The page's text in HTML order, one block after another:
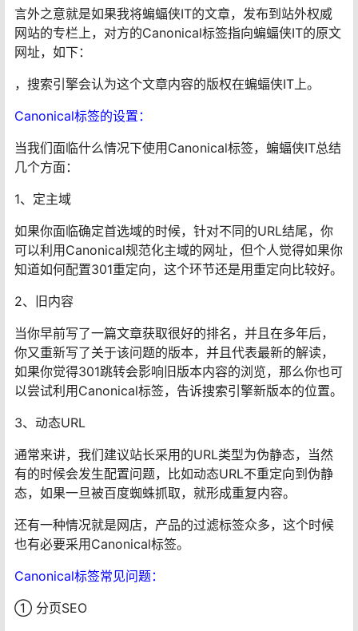
言外之意就是如果我将蝙蝠侠IT的文章，发布到站外权威
网站的专栏上，对方的Canonical标签指向蝙蝠侠IT的原文
网址，如下：
，搜索引擎会认为这个文章内容的版权在蝙蝠侠IT上。
Canonical标签的设置：
当我们面临什么情况下使用Canonical标签，蝙蝠侠IT总结
几个方面：
1、定主域
如果你面临确定首选域的时候，针对不同的URL结尾，你
可以利用Canonical规范化主域的网址，但个人觉得如果你
知道如何配置301重定向，这个环节还是用重定向比较好。
2、旧内容
当你早前写了一篇文章获取很好的排名，并且在多年后，
你又重新写了关于该问题的版本，并且代表最新的解读，
如果你觉得301跳转会影响旧版本内容的浏览，那么你也可
以尝试利用Canonical标签，告诉搜索引擎新版本的位置。
3、动态URL
通常来讲，我们建议站长采用的URL类型为伪静态，当然
有的时候会发生配置问题，比如动态URL不重定向到伪静
态，如果一旦被百度蜘蛛抓取，就形成重复内容。
还有一种情况就是网店，产品的过滤标签众多，这个时候
也有必要采用Canonical标签。
Canonical标签常见问题：
① 分页SEO